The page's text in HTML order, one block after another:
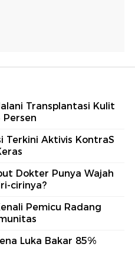
Transplantasi Kulit
Persen
Terkini Aktivis KontraS
Dokter Punya Wajah
cirinya?
Pemicu Radang
Luka Bakar 85%